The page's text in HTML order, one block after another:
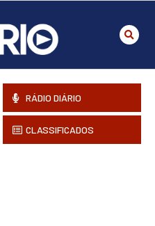
RÁDIO DIÁRIO
CLASSIFICADOS